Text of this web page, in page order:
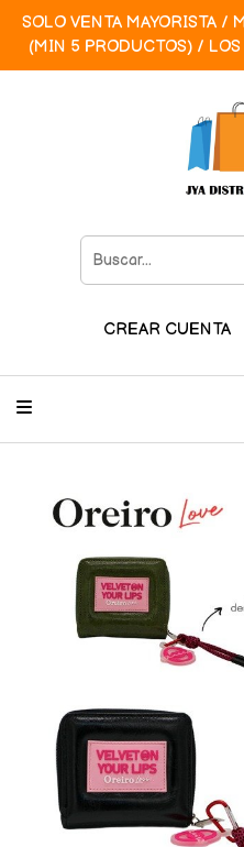
SOLO VENTA MAYORISTA /
(MIN 5 PRODUCTOS) /
CREAR CUENTA